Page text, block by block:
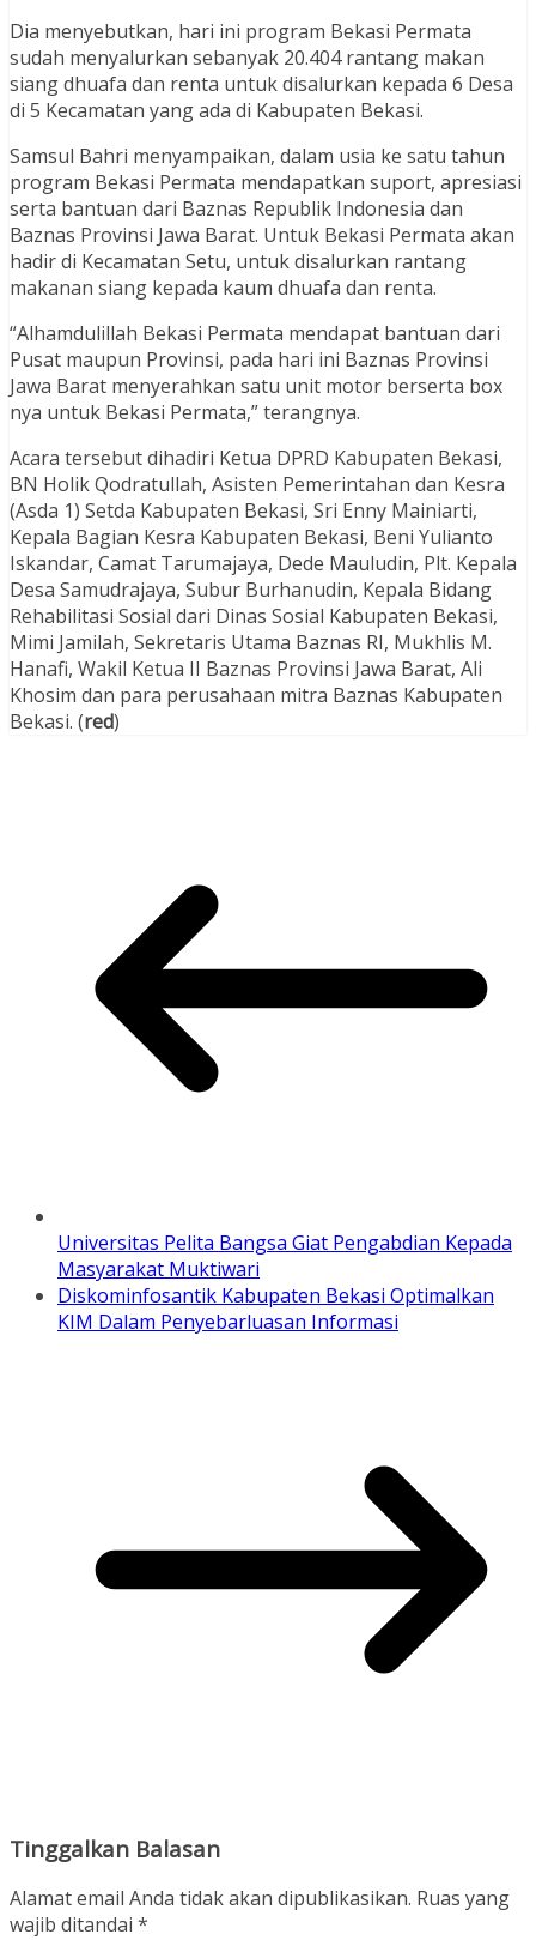
Dia menyebutkan, hari ini program Bekasi Permata
sudah menyalurkan sebanyak 20.404 rantang makan
siang dhuafa dan renta untuk disalurkan kepada 6 Desa
di 5 Kecamatan yang ada di Kabupaten Bekasi.
Samsul Bahri menyampaikan, dalam usia ke satu tahun
program Bekasi Permata mendapatkan suport, apresiasi
serta bantuan dari Baznas Republik Indonesia dan
Baznas Provinsi Jawa Barat. Untuk Bekasi Permata akan
hadir di Kecamatan Setu, untuk disalurkan rantang
makanan siang kepada kaum dhuafa dan renta.
“Alhamdulillah Bekasi Permata mendapat bantuan dari
Pusat maupun Provinsi, pada hari ini Baznas Provinsi
Jawa Barat menyerahkan satu unit motor berserta box
nya untuk Bekasi Permata,” terangnya.
Acara tersebut dihadiri Ketua DPRD Kabupaten Bekasi,
BN Holik Qodratullah, Asisten Pemerintahan dan Kesra
(Asda 1) Setda Kabupaten Bekasi, Sri Enny Mainiarti,
Kepala Bagian Kesra Kabupaten Bekasi, Beni Yulianto
Iskandar, Camat Tarumajaya, Dede Mauludin, Plt. Kepala
Desa Samudrajaya, Subur Burhanudin, Kepala Bidang
Rehabilitasi Sosial dari Dinas Sosial Kabupaten Bekasi,
Mimi Jamilah, Sekretaris Utama Baznas RI, Mukhlis M.
Hanafi, Wakil Ketua II Baznas Provinsi Jawa Barat, Ali
Khosim dan para perusahaan mitra Baznas Kabupaten
Bekasi. (red)
Universitas Pelita Bangsa Giat Pengabdian Kepada
Masyarakat Muktiwari
Diskominfosantik Kabupaten Bekasi Optimalkan
KIM Dalam Penyebarluasan Informasi
Tinggalkan Balasan
Alamat email Anda tidak akan dipublikasikan. Ruas yang
wajib ditandai *